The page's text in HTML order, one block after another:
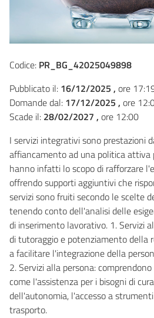
Codice: PR_BG_42025049898
Pubblicato il: 16/12/2025 , ore
Domande dal: 17/12/2025 , ore
Scade il: 28/02/2027 , ore 12:00
I servizi integrativi sono prestazioni
affiancamento ad una politica attiva
hanno infatti lo scopo di rafforzare
offrendo supporti aggiuntivi che
servizi sono fruiti secondo le scelte
tenendo conto dell'analisi delle
di inserimento lavorativo. 1. Servizi
di tutoraggio e potenziamento della
a facilitare l'integrazione della
2. Servizi alla persona:
come l'assistenza per i bisogni di
dell'autonomia, l'accesso a
trasporto.